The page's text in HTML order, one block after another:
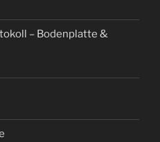
– Bodenplatte &